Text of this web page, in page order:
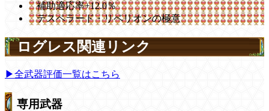
補助適応率+12.0％
デスペラード・リベリオンの極意
ログレス関連リンク
▶全武器評価一覧はこちら
専用武器